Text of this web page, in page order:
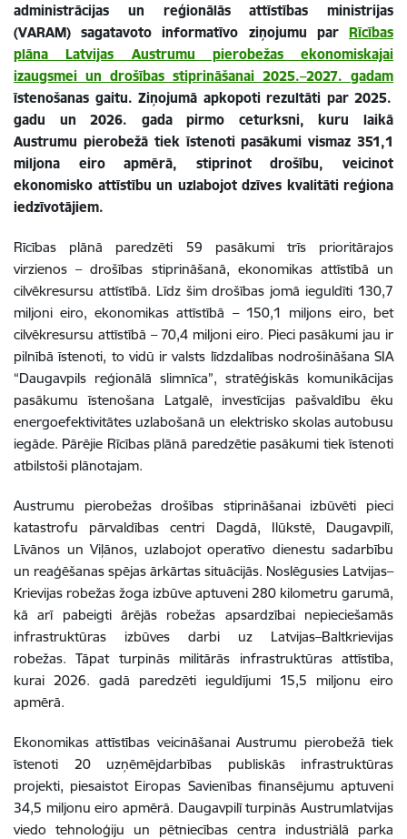
administrācijas un reģionālās attīstības ministrijas
(VARAM) sagatavoto informatīvo ziņojumu par Rīcības
plāna Latvijas Austrumu pierobežas ekonomiskajai
izaugsmei un drošības stiprināšanai 2025.–2027. gadam
īstenošanas gaitu. Ziņojumā apkopoti rezultāti par 2025.
gadu un 2026. gada pirmo ceturksni, kuru laikā
Austrumu pierobežā tiek īstenoti pasākumi vismaz 351,1
miljona eiro apmērā, stiprinot drošību, veicinot
ekonomisko attīstību un uzlabojot dzīves kvalitāti reģiona
iedzīvotājiem.
Rīcības plānā paredzēti 59 pasākumi trīs prioritārajos
virzienos – drošības stiprināšanā, ekonomikas attīstībā un
cilvēkresursu attīstībā. Līdz šim drošības jomā ieguldīti 130,7
miljoni eiro, ekonomikas attīstībā – 150,1 miljons eiro, bet
cilvēkresursu attīstībā – 70,4 miljoni eiro. Pieci pasākumi jau ir
pilnībā īstenoti, to vidū ir valsts līdzdalības nodrošināšana SIA
“Daugavpils reģionālā slimnīca”, stratēģiskās komunikācijas
pasākumu īstenošana Latgalē, investīcijas pašvaldību ēku
energoefektivitātes uzlabošanā un elektrisko skolas autobusu
iegāde. Pārējie Rīcības plānā paredzētie pasākumi tiek īstenoti
atbilstoši plānotajam.
Austrumu pierobežas drošības stiprināšanai izbūvēti pieci
katastrofu pārvaldības centri Dagdā, Ilūkstē, Daugavpilī,
Līvānos un Viļānos, uzlabojot operatīvo dienestu sadarbību
un reaģēšanas spējas ārkārtas situācijās. Noslēgusies Latvijas–
Krievijas robežas žoga izbūve aptuveni 280 kilometru garumā,
kā arī pabeigti ārējās robežas apsardzībai nepieciešamās
infrastruktūras izbūves darbi uz Latvijas–Baltkrievijas
robežas. Tāpat turpinās militārās infrastruktūras attīstība,
kurai 2026. gadā paredzēti ieguldījumi 15,5 miljonu eiro
apmērā.
Ekonomikas attīstības veicināšanai Austrumu pierobežā tiek
īstenoti 20 uzņēmējdarbības publiskās infrastruktūras
projekti, piesaistot Eiropas Savienības finansējumu aptuveni
34,5 miljonu eiro apmērā. Daugavpilī turpinās Austrumlatvijas
viedo tehnoloģiju un pētniecības centra industriālā parka